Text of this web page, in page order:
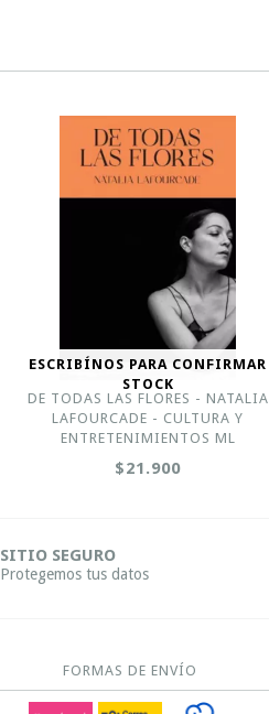
ESCRIBÍNOS PARA CONFIRMAR
STOCK
DE TODAS LAS FLORES - NATALIA
LAFOURCADE - CULTURA Y
ENTRETENIMIENTOS ML
$21.900
SITIO SEGURO
Protegemos tus datos
FORMAS DE ENVÍO